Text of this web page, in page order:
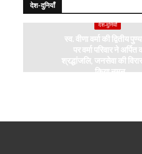
देश-दुनियाँ
देश-दुनियाँ
स्व. वीणा वर्मा की द्वितीय
पर वर्मा परिवार ने अर्पित
श्रद्धांजलि, जनसेवा की
किया नमन